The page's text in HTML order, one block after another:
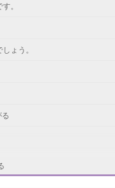
。
ょう。